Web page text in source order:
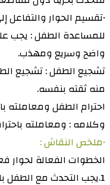
•تقسيم الحوار والتفاعل
للمساعدة الطفل : يجب
واضح وسريع ومهذب.
تشجيع الطفل : تشجيع
منه ثقته بنفسه.
احترام الطفل ومعاملته
وكلامه : ومعاملته
•ملخص النقاش :
الخطوات الفعالة لحوار
1.يجب التحدث مع الطفل